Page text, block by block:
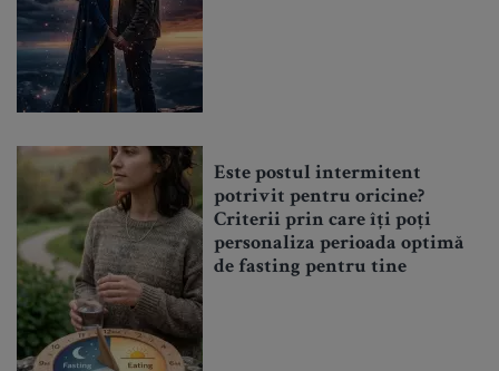
Este postul intermitent
potrivit pentru oricine?
Criterii prin care îți poți
personaliza perioada optimă
de fasting pentru tine